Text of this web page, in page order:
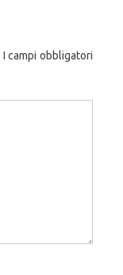
I campi obbligatori